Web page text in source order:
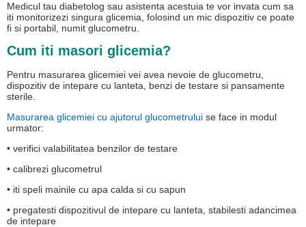
Medicul tau diabetolog sau asistenta acestuia te vor invata cum sa
iti monitorizezi singura glicemia, folosind un mic dispozitiv ce poate
fi si portabil, numit glucometru.
Cum iti masori glicemia?
Pentru masurarea glicemiei vei avea nevoie de glucometru,
dispozitiv de intepare cu lanteta, benzi de testare si pansamente
sterile.
Masurarea glicemiei cu ajutorul glucometrului se face in modul
urmator:
• verifici valabilitatea benzilor de testare
• calibrezi glucometrul
• iti speli mainile cu apa calda si cu sapun
• pregatesti dispozitivul de intepare cu lanteta, stabilesti adancimea
de intepare